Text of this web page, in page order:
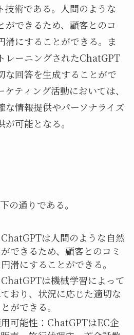
技術である。人間のような
ができるため、顧客とのコ
滑にすることができる。ま
レーニングされたChatGPT
な回答を生成することがで
ティング活動においては、
な情報提供やパーソナライズ
可能となる。
の通りである。
は人間のような自然
できるため、顧客とのコミ
滑にすることができる。
は機械学習によって
おり、状況に応じた適切な
ができる。
可能性：ChatGPTはEC企